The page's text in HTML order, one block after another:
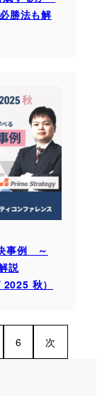
勝法も解
事例 ～
説
秋）
6 次